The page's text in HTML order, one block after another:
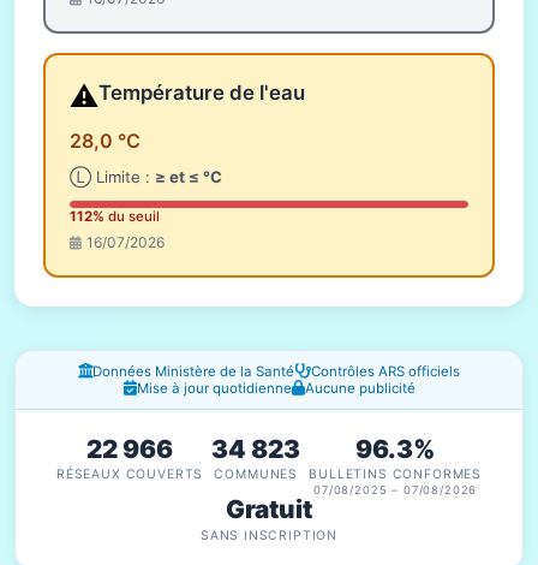
⚠️Température de l'eau
28,0 °C
Ⓛ Limite : ≥ et ≤ °C
112% du seuil
16/07/2026
Fenêtres d'information
Données Ministère de la Santé
Contrôles ARS officiels
Mise à jour quotidienne
Aucune publicité
22 966
RÉSEAUX COUVERTS
34 823
COMMUNES
96.3%
BULLETINS CONFORMES
07/08/2025 – 07/08/2026
Gratuit
SANS INSCRIPTION